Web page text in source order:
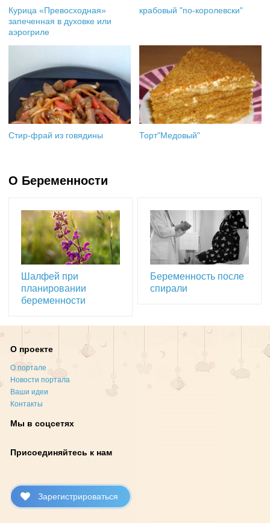
Курица «Превосходная»
запеченная в духовке или
аэрогриле
крабовый "по-королевски"
Стир-фрай из говядины Торт"Медовый"
О Беременности
Шалфей при
планировании
беременности
Беременность после
спирали
О проекте
О портале
Новости портала
Ваши идеи
Контакты
Мы в соцсетях
Присоединяйтесь к нам
Зарегистрироваться